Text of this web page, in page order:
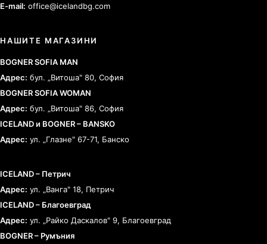
E-mail: office@icelandbg.com
НАШИТЕ МАГАЗИНИ
BOGNER SOFIA MAN
Адрес: бул. „Витоша" 80, София
BOGNER SOFIA WOMAN
Адрес: бул. „Витоша" 86, София
ICELAND и BOGNER – BANSKO
Адрес: ул. „Глазне" 67-71, Банско
ICELAND – Петрич
Адрес: ул. „Ванга" 18, Петрич
ICELAND – Благоевград
Адрес: ул. „Райко Даскалов" 9, Благоевград
BOGNER – Румъния